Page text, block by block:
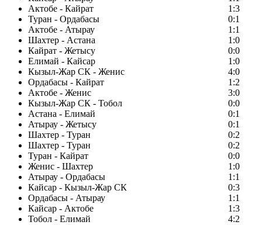
Актобе - Кайрат
1:3
Туран - Ордабасы
0:1
Актобе - Атырау
1:1
Шахтер - Астана
1:0
Кайрат - Жетысу
0:0
Елимай - Кайсар
1:0
Кызыл-Жар СК - Женис
4:0
Ордабасы - Кайрат
1:2
Актобе - Женис
3:0
Кызыл-Жар СК - Тобол
0:0
Астана - Елимай
0:1
Атырау - Жетысу
0:1
Шахтер - Туран
0:2
Шахтер - Туран
0:2
Туран - Кайрат
0:0
Женис - Шахтер
1:0
Атырау - Ордабасы
1:1
Кайсар - Кызыл-Жар СК
0:3
Ордабасы - Атырау
1:1
Кайсар - Актобе
1:3
Тобол - Елимай
4:2